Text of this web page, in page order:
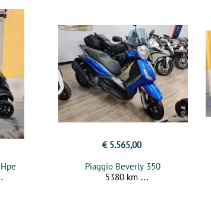
€ 5.565,00
Piaggio Beverly 350
5380 km